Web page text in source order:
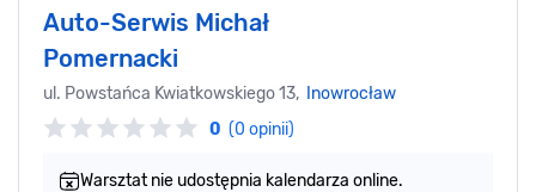
Auto-Serwis Michał
Pomernacki
ul. Powstańca Kwiatkowskiego 13, Inowrocław
0 (0 opinii)
Warsztat nie udostępnia kalendarza online.